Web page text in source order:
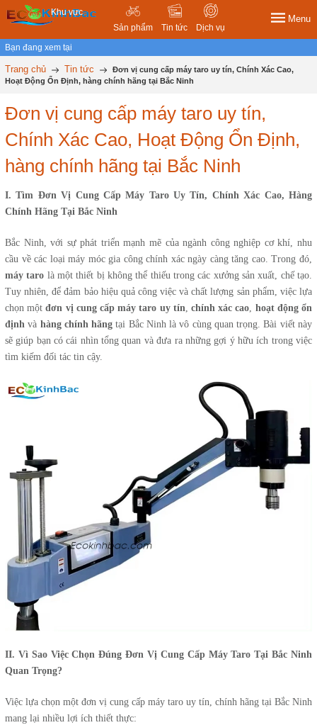
Khu vực
Sản phẩm
Tin tức Dịch vụ
Menu
Bạn đang xem tại
Trang chủ Tin tức
Đơn vị cung cấp máy taro uy tín, Chính Xác Cao,
Hoạt Động Ổn Định, hàng chính hãng tại Bắc Ninh
Đơn vị cung cấp máy taro uy tín,
Chính Xác Cao, Hoạt Động Ổn Định,
hàng chính hãng tại Bắc Ninh
I. Tìm Đơn Vị Cung Cấp Máy Taro Uy Tín, Chính Xác Cao, Hàng
Chính Hãng Tại Bắc Ninh
Bắc Ninh, với sự phát triển mạnh mẽ của ngành công nghiệp cơ khí, nhu
cầu về các loại máy móc gia công chính xác ngày càng tăng cao. Trong đó,
máy taro là một thiết bị không thể thiếu trong các xưởng sản xuất, chế tạo.
Tuy nhiên, để đảm bảo hiệu quả công việc và chất lượng sản phẩm, việc lựa
chọn mộtđơn vị cung cấp máy taro uy tín,chính xác cao, hoạt động ổn
định và hàng chính hãng tại Bắc Ninh là vô cùng quan trọng. Bài viết này
sẽ giúp bạn có cái nhìn tổng quan và đưa ra những gợi ý hữu ích trong việc
tìm kiếm đối tác tin cậy.
II. Vì Sao Việc Chọn Đúng Đơn Vị Cung Cấp Máy Taro Tại Bắc Ninh
Quan Trọng?
Việc lựa chọn một đơn vị cung cấp máy taro uy tín, chính hãng tại Bắc Ninh
mang lại nhiều lợi ích thiết thực: